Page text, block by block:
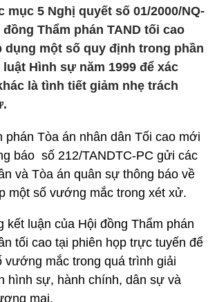
mục 5 Nghị quyết số 01/2000/NQ-
Thẩm phán TAND tối cao
dụng một số quy định trong phần
Hình sự năm 1999 để xác
là tình tiết giảm nhẹ trách
phán Tòa án nhân dân Tối cao mới
báo số 212/TANDTC-PC gửi các
và Tòa án quân sự thông báo về
một số vướng mắc trong xét xử.
kết luận của Hội đồng Thẩm phán
tối cao tại phiên họp trực tuyến để
vướng mắc trong quá trình giải
hình sự, hành chính, dân sự và
mại.